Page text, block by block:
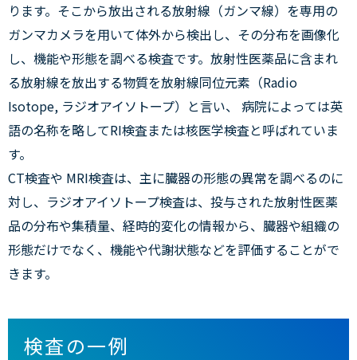
ります。そこから放出される放射線（ガンマ線）を専用の
ガンマカメラを用いて体外から検出し、その分布を画像化
し、機能や形態を調べる検査です。放射性医薬品に含まれ
る放射線を放出する物質を放射線同位元素（Radio
Isotope, ラジオアイソトープ）と言い、 病院によっては英
語の名称を略してRI検査または核医学検査と呼ばれていま
す。
CT検査や MRI検査は、主に臓器の形態の異常を調べるのに
対し、ラジオアイソトープ検査は、投与された放射性医薬
品の分布や集積量、経時的変化の情報から、臓器や組織の
形態だけでなく、機能や代謝状態などを評価することがで
きます。
検査の一例